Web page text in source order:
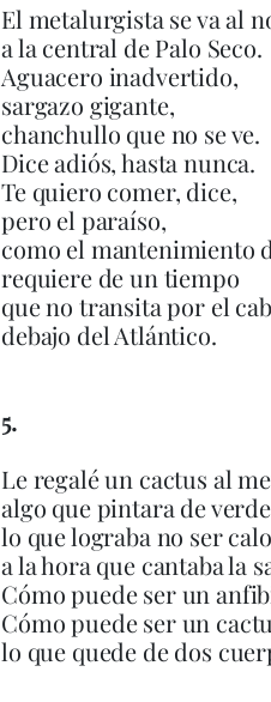
El metalurgista se va al
a la central de Palo Seco.
Aguacero inadvertido,
sargazo gigante,
chanchullo que no se ve.
Dice adiós, hasta nunca.
Te quiero comer, dice,
pero el paraíso,
como el mantenimiento
requiere de un tiempo
que no transita por el
debajo del Atlántico.
5.
Le regalé un cactus al
algo que pintara de verde
lo que lograba no ser
a la hora que cantaba la
Cómo puede ser un
Cómo puede ser un
lo que quede de dos